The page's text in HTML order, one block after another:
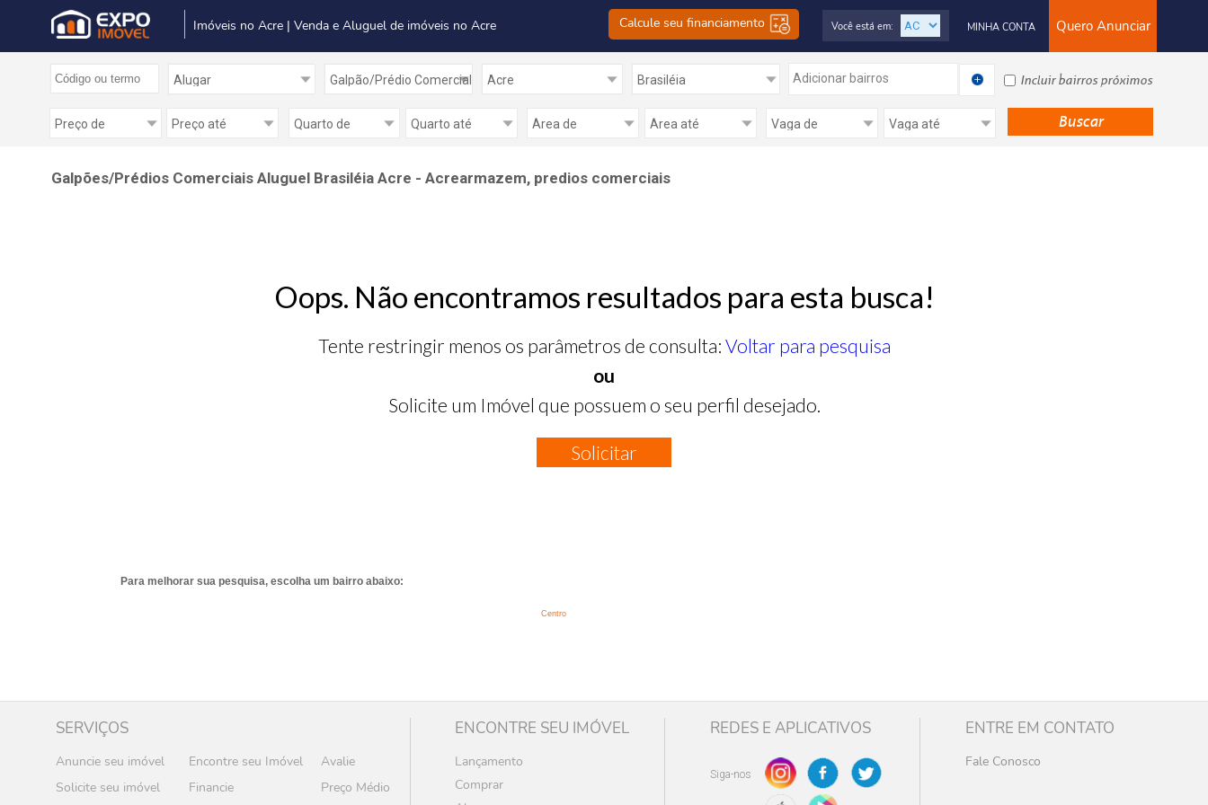
Imóveis no Acre | Venda e Aluguel de imóveis no Acre Calcule seu financiamento Quero Anunciar
MINHA CONTA
Você está em:
Adicionar bairros Incluir bairros próximos
Galpões/Prédios Comerciais Aluguel Brasiléia Acre - Acrearmazem, predios comerciais
Oops. Não encontramos resultados para esta busca!
Tente restringir menos os parâmetros de consulta: Voltar para pesquisa
ou
Solicite um Imóvel que possuem o seu perfil desejado.
Solicitar
Para melhorar sua pesquisa, escolha um bairro abaixo:
Centro
SERVIÇOS
Anuncie seu imóvel Encontre seu Imóvel
Avalie
Solicite seu imóvel
Financie
Preço Médio
ENCONTRE SEU IMÓVEL
Lançamento
Comprar
REDES E APLICATIVOS
Siga-nos
ENTRE EM CONTATO
Fale Conosco